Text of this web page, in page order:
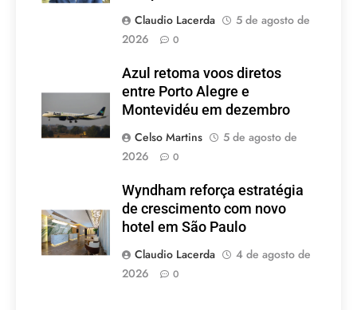
Claudio Lacerda
5 de agosto de
2026
0
Azul retoma voos diretos
entre Porto Alegre e
Montevidéu em dezembro
Celso Martins
5 de agosto de
2026
0
Wyndham reforça estratégia
de crescimento com novo
hotel em São Paulo
Claudio Lacerda
4 de agosto de
2026
0